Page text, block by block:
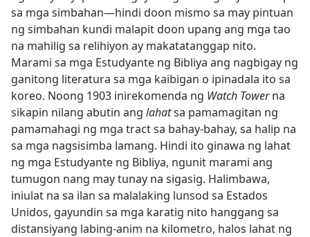
sa mga simbahan​—hindi doon mismo sa may pintuan
ng simbahan kundi malapit doon upang ang mga tao
na mahilig sa relihiyon ay makatatanggap nito.
Marami sa mga Estudyante ng Bibliya ang nagbigay ng
ganitong literatura sa mga kaibigan o ipinadala ito sa
koreo. Noong 1903 inirekomenda ng Watch Towerna
sikapin nilang abutin ang lahatsa pamamagitan ng
pamamahagi ng mga tract sa bahay-bahay, sa halip na
sa mga nagsisimba lamang. Hindi ito ginawa ng lahat
ng mga Estudyante ng Bibliya, ngunit marami ang
tumugon nang may tunay na sigasig. Halimbawa,
iniulat na sa ilan sa malalaking lunsod sa Estados
Unidos, gayundin sa mga karatig nito hanggang sa
distansiyang labing-anim na kilometro, halos lahat ng